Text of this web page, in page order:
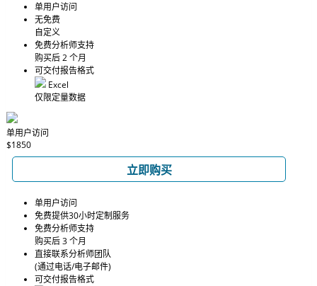
单用户访问
无免费
自定义
免费分析师支持
购买后 2 个月
可交付报告格式
Excel
仅限定量数据
单用户访问
$1850
立即购买
单用户访问
免费提供30小时定制服务
免费分析师支持
购买后 3 个月
直接联系分析师团队
(通过电话/电子邮件)
可交付报告格式